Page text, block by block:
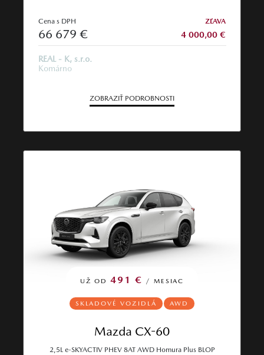
Cena s DPH
66 679 €
ZĽAVA
4 000,00 €
REAL - K, s.r.o.
Komárno
ZOBRAZIŤ PODROBNOSTI
UŽ OD491 € / MESIAC
SKLADOVÉ VOZIDLÁ AWD
Mazda CX-60
2,5L e-SKYACTIV PHEV 8AT AWD Homura Plus BLOP